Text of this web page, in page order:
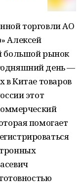
торговли АО
Алексей
большой рынок
день —
в Китае товаров
этот
помогает